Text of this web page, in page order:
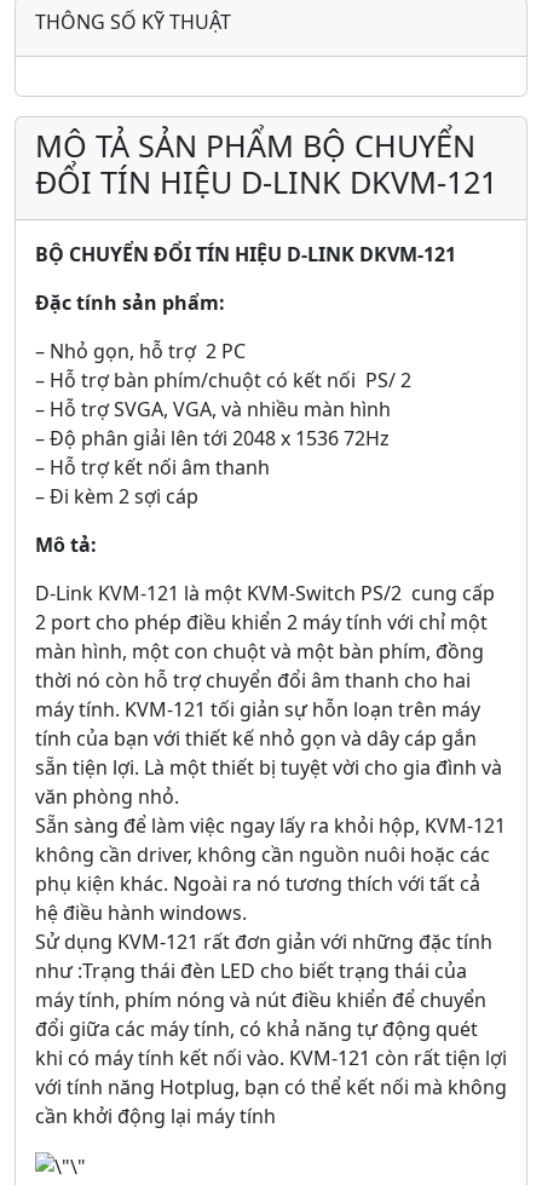
THÔNG SỐ KỸ THUẬT
MÔ TẢ SẢN PHẨM BỘ CHUYỂN
ĐỔI TÍN HIỆU D-LINK DKVM-121
BỘ CHUYỂN ĐỔI TÍN HIỆU D-LINK DKVM-121
Đặc tính sản phẩm:
– Nhỏ gọn, hỗ trợ 2 PC
– Hỗ trợ bàn phím/chuột có kết nối PS/ 2
– Hỗ trợ SVGA, VGA, và nhiều màn hình
– Độ phân giải lên tới 2048 x 1536 72Hz
– Hỗ trợ kết nối âm thanh
– Đi kèm 2 sợi cáp
Mô tả:
D-Link KVM-121 là một KVM-Switch PS/2 cung cấp
2 port cho phép điều khiển 2 máy tính với chỉ một
màn hình, một con chuột và một bàn phím, đồng
thời nó còn hỗ trợ chuyển đổi âm thanh cho hai
máy tính. KVM-121 tối giản sự hỗn loạn trên máy
tính của bạn với thiết kế nhỏ gọn và dây cáp gắn
sẵn tiện lợi. Là một thiết bị tuyệt vời cho gia đình và
văn phòng nhỏ.
Sẵn sàng để làm việc ngay lấy ra khỏi hộp, KVM-121
không cần driver, không cần nguồn nuôi hoặc các
phụ kiện khác. Ngoài ra nó tương thích với tất cả
hệ điều hành windows.
Sử dụng KVM-121 rất đơn giản với những đặc tính
như :Trạng thái đèn LED cho biết trạng thái của
máy tính, phím nóng và nút điều khiển để chuyển
đổi giữa các máy tính, có khả năng tự động quét
khi có máy tính kết nối vào. KVM-121 còn rất tiện lợi
với tính năng Hotplug, bạn có thể kết nối mà không
cần khởi động lại máy tính